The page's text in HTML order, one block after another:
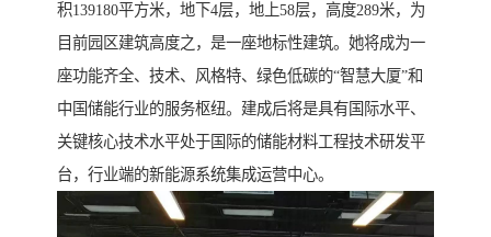
积139180平方米，地下4层，地上58层，高度289米，为
目前园区建筑高度之，是一座地标性建筑。她将成为一
座功能齐全、技术、风格特、绿色低碳的“智慧大厦”和
中国储能行业的服务枢纽。建成后将是具有国际水平、
关键核心技术水平处于国际的储能材料工程技术研发平
台，行业端的新能源系统集成运营中心。